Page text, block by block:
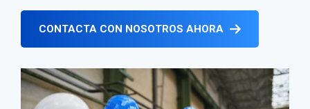
CONTACTA CON NOSOTROS AHORA